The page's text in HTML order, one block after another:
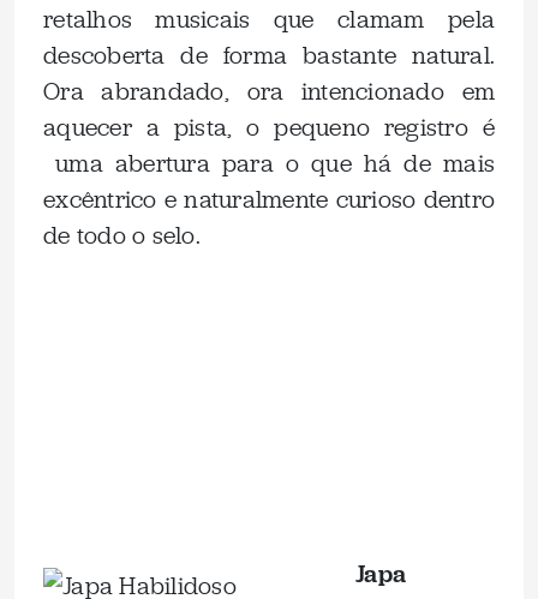
retalhos musicais que clamam pela
descoberta de forma bastante natural.
Ora abrandado, ora intencionado em
aquecer a pista, o pequeno registro é
uma abertura para o que há de mais
excêntrico e naturalmente curioso dentro
de todo o selo.
Japa